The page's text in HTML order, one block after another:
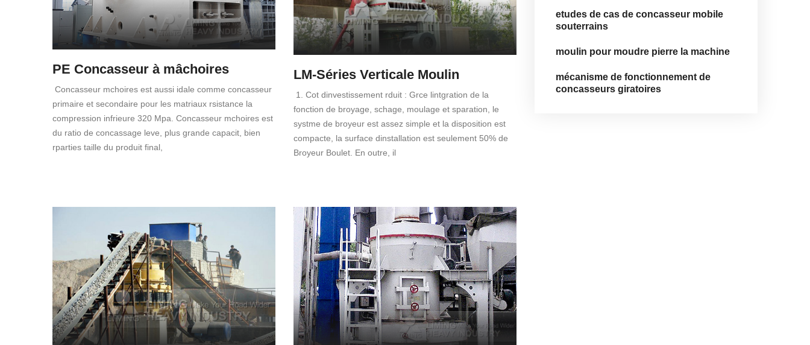
PE Concasseur à mâchoires
Concasseur mchoires est aussi idale comme concasseur
primaire et secondaire pour les matriaux rsistance la
compression infrieure 320 Mpa. Concasseur mchoires est
du ratio de concassage leve, plus grande capacit, bien
rparties taille du produit final,
LM-Séries Verticale Moulin
1. Cot dinvestissement rduit : Grce lintgration de la
fonction de broyage, schage, moulage et sparation, le
systme de broyeur est assez simple et la disposition est
compacte, la surface dinstallation est seulement 50% de
Broyeur Boulet. En outre, il
etudes de cas de concasseur mobile
souterrains
moulin pour moudre pierre la machine
mécanisme de fonctionnement de
concasseurs giratoires